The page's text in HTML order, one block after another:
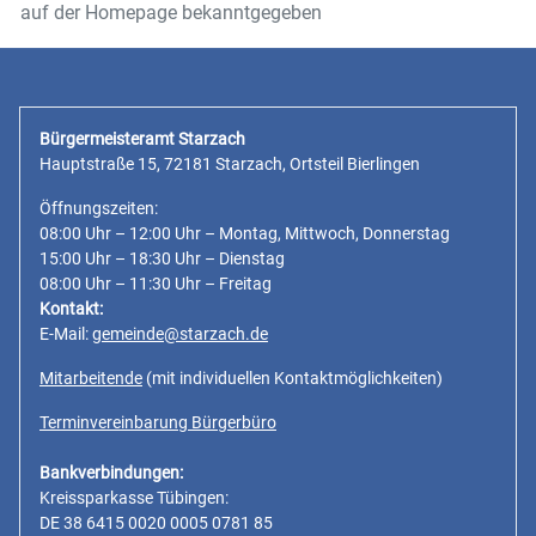
auf der Homepage bekanntgegeben
Bürgermeisteramt Starzach
Hauptstraße 15, 72181 Starzach, Ortsteil Bierlingen
Öffnungszeiten:
08:00 Uhr – 12:00 Uhr – Montag, Mittwoch, Donnerstag
15:00 Uhr – 18:30 Uhr – Dienstag
08:00 Uhr – 11:30 Uhr – Freitag
Kontakt:
E-Mail:gemeinde@starzach.de
Mitarbeitende (mit individuellen Kontaktmöglichkeiten)
Terminvereinbarung Bürgerbüro
Bankverbindungen:
Kreissparkasse Tübingen:
DE 38 6415 0020 0005 0781 85